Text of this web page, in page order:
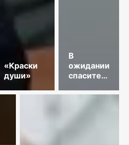
«Краски
души»
В
ожидании
спасительного